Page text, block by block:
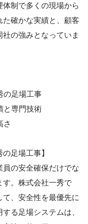
制で多くの現場から
確かな実績と、顧客
の強みとなっていま
の足場工事
と専門技術
さ
足場工事】
の安全確保だけでな
す。株式会社一秀で
、安全性を最優先に
る足場システムは、